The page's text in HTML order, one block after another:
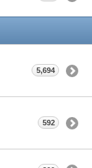
5,694
592